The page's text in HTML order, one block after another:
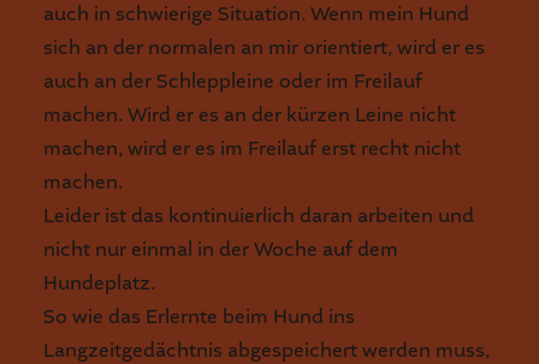
auch in schwierige Situation. Wenn mein Hund
sich an der normalen an mir orientiert, wird er es
auch an der Schleppleine oder im Freilauf
machen. Wird er es an der kürzen Leine nicht
machen, wird er es im Freilauf erst recht nicht
machen.
Leider ist das kontinuierlich daran arbeiten und
nicht nur einmal in der Woche auf dem
Hundeplatz.
So wie das Erlernte beim Hund ins
Langzeitgedächtnis abgespeichert werden muss,